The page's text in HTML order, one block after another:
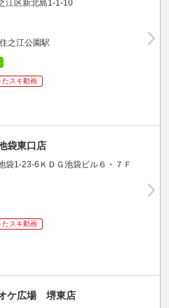
江区新北島1-1-10
之江公園駅
たスキ動画
袋東口店
袋1-23-6ＫＤＧ池袋ビル６・７Ｆ
たスキ動画
ケ広場 堺東店